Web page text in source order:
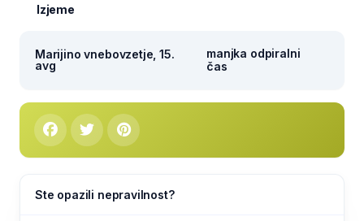
Izjeme
Marijino vnebovzetje, 15.
avg
manjka odpiralni
čas
Ste opazili nepravilnost?